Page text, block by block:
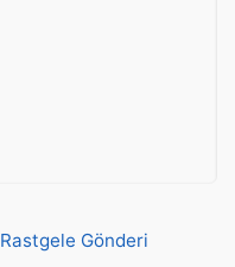
Rastgele Gönderi